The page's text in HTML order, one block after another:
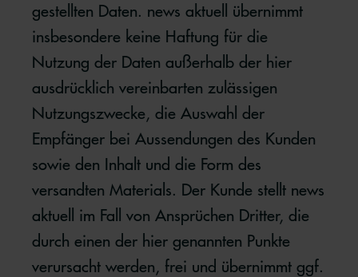
gestellten Daten. news aktuell übernimmt
insbesondere keine Haftung für die
Nutzung der Daten außerhalb der hier
ausdrücklich vereinbarten zulässigen
Nutzungszwecke, die Auswahl der
Empfänger bei Aussendungen des Kunden
sowie den Inhalt und die Form des
versandten Materials. Der Kunde stellt news
aktuell im Fall von Ansprüchen Dritter, die
durch einen der hier genannten Punkte
verursacht werden, frei und übernimmt ggf.